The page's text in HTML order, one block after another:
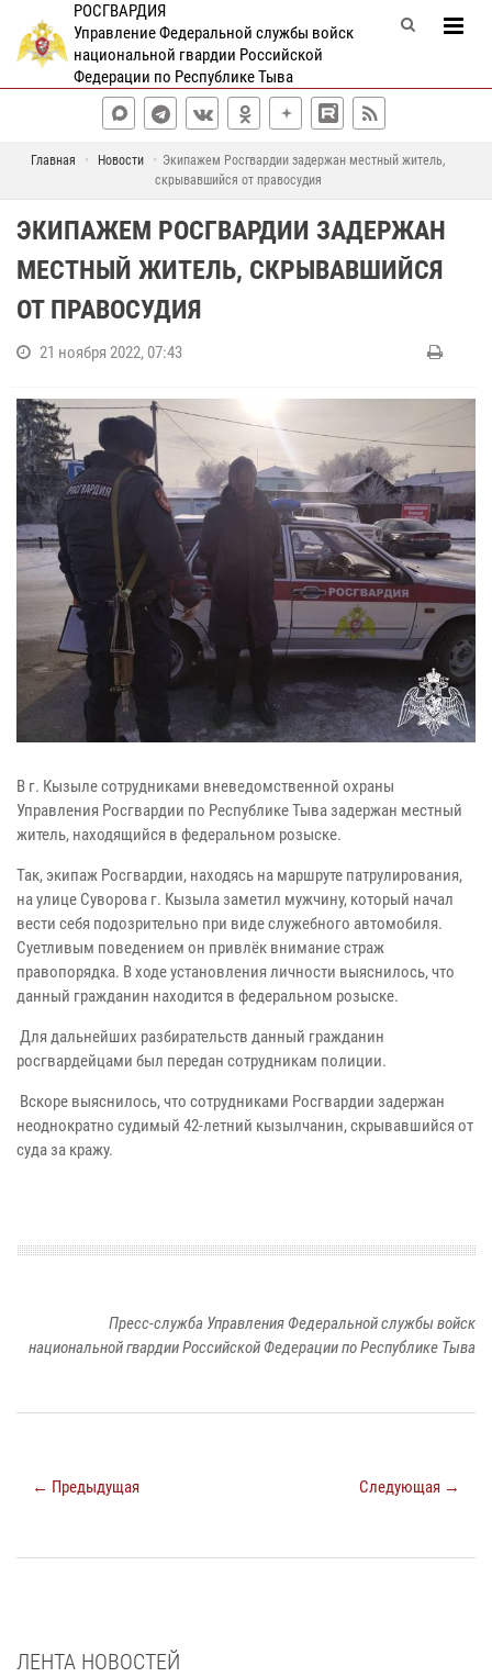
РОСГВАРДИЯ
Управление Федеральной службы войск
национальной гвардии Российской
Федерации по Республике Тыва
Главная Новости
Экипажем Росгвардии задержан местный житель,
скрывавшийся от правосудия
ЭКИПАЖЕМ РОСГВАРДИИ ЗАДЕРЖАН
МЕСТНЫЙ ЖИТЕЛЬ, СКРЫВАВШИЙСЯ
ОТ ПРАВОСУДИЯ
21 ноября 2022, 07:43
В г. Кызыле сотрудниками вневедомственной охраны
Управления Росгвардии по Республике Тыва задержан местный
житель, находящийся в федеральном розыске.
Так, экипаж Росгвардии, находясь на маршруте патрулирования,
на улице Суворова г. Кызыла заметил мужчину, который начал
вести себя подозрительно при виде служебного автомобиля.
Суетливым поведением он привлёк внимание страж
правопорядка. В ходе установления личности выяснилось, что
данный гражданин находится в федеральном розыске.
Для дальнейших разбирательств данный гражданин
росгвардейцами был передан сотрудникам полиции.
Вскоре выяснилось, что сотрудниками Росгвардии задержан
неоднократно судимый 42-летний кызылчанин, скрывавшийся от
суда за кражу.
Пресс-служба Управления Федеральной службы войск
национальной гвардии Российской Федерации по Республике Тыва
← Предыдущая Следующая →
ЛЕНТА НОВОСТЕЙ